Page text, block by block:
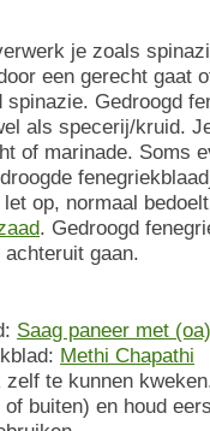
je zoals
een gerecht gaat
Gedroogd
als specerij/kruid.
of marinade. Soms
op, normaal
. Gedroogd
gaan.
Saag paneer met
Methi Chapathi
te kunnen
buiten) en houd